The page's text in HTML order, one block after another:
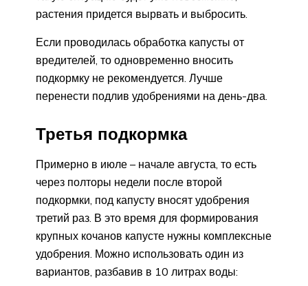
растения придется вырвать и выбросить.
Если проводилась обработка капусты от
вредителей, то одновременно вносить
подкормку не рекомендуется. Лучше
перенести подлив удобрениями на день-два.
Третья подкормка
Примерно в июле – начале августа, то есть
через полторы недели после второй
подкормки, под капусту вносят удобрения
третий раз. В это время для формирования
крупных кочанов капусте нужны комплексные
удобрения. Можно использовать один из
вариантов, разбавив в 10 литрах воды: